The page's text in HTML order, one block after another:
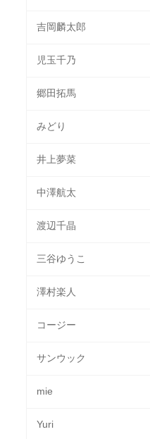
吉岡麟太郎
児玉千乃
郷田拓馬
みどり
井上夢菜
中澤航太
渡辺千晶
三谷ゆうこ
澤村楽人
コージー
サンウック
mie
Yuri